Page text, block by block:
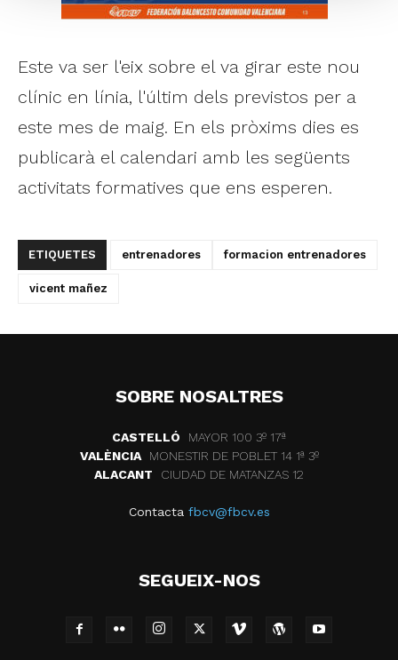
Este va ser l'eix sobre el va girar este nou
clínic en línia, l'últim dels previstos per a
este mes de maig. En els pròxims dies es
publicarà el calendari amb les següents
activitats formatives que ens esperen.
ETIQUETES entrenadores formacion entrenadores
vicent mañez
SOBRE NOSALTRES
CASTELLÓ
MAYOR 100 3º 17ª
VALÈNCIA
MONESTIR DE POBLET 14 1ª 3º
ALACANT
CIUDAD DE MATANZAS 12
Contacta fbcv@fbcv.es
SEGUEIX-NOS